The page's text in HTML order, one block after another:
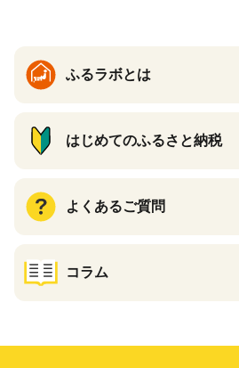
ふるラボとは
はじめてのふるさと納税
よくあるご質問
コラム